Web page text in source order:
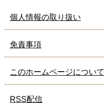
個人情報の取り扱い
免責事項
このホームページについて
RSS配信